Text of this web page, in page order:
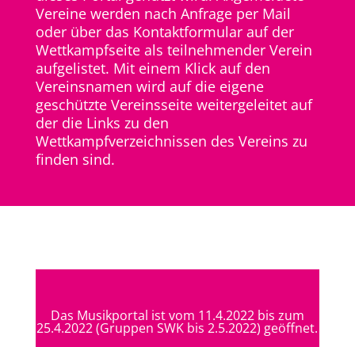
Vereine werden nach Anfrage per Mail
oder über das Kontaktformular auf der
Wettkampfseite als teilnehmender Verein
aufgelistet. Mit einem Klick auf den
Vereinsnamen wird auf die eigene
geschützte Vereinsseite weitergeleitet auf
der die Links zu den
Wettkampfverzeichnissen des Vereins zu
finden sind.
Das Musikportal ist vom 11.4.2022 bis zum
25.4.2022 (Gruppen SWK bis 2.5.2022) geöffnet.